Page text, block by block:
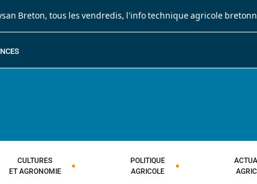
Breton, tous les vendredis, l'info technique agricole
CULTURES
ET AGRONOMIE
POLITIQUE
AGRICOLE